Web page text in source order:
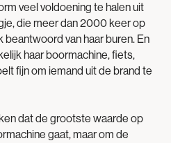
veel voldoening te halen uit
die meer dan 2000 keer op
van haar buren. En
haar boormachine, fiets,
fijn om iemand uit de brand te
dat de grootste waarde op
gaat, maar om de